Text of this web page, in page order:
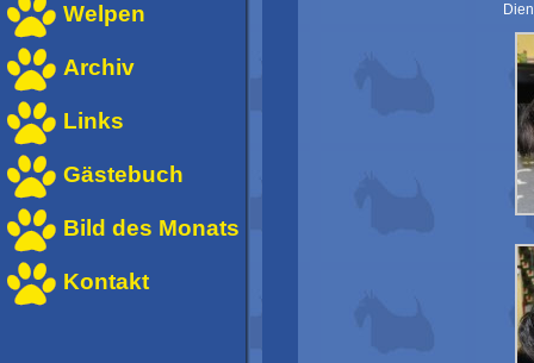
Welpen
Archiv
Links
Gästebuch
Bild des Monats
Kontakt